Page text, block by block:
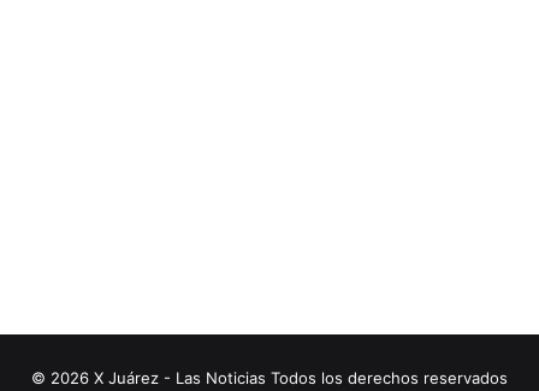
© 2026 X Juárez - Las Noticias Todos los derechos reservados